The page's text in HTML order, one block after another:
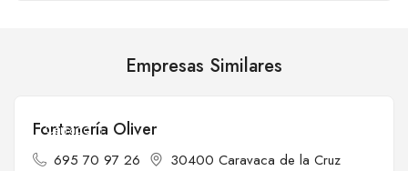
Empresas Similares
Cerrado
Fontanería Oliver
695 70 97 26 30400 Caravaca de la Cruz